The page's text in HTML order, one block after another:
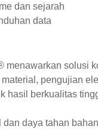
dan sejarah
data
solusi
pengujian
hasil berkualitas
daya tahan